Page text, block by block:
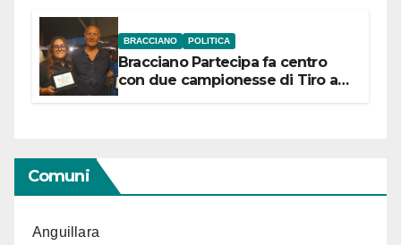
BRACCIANO POLITICA
Bracciano Partecipa fa centro
con due campionesse di Tiro a
Comuni
Anguillara